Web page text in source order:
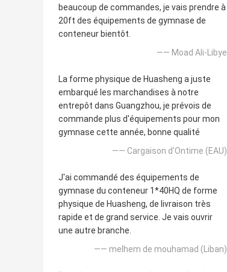
beaucoup de commandes, je vais prendre à
20ft des équipements de gymnase de
conteneur bientôt.
—— Moad Ali-Libye
La forme physique de Huasheng a juste
embarqué les marchandises à notre
entrepôt dans Guangzhou, je prévois de
commande plus d'équipements pour mon
gymnase cette année, bonne qualité
—— Cargaison d'Ontime (EAU)
J'ai commandé des équipements de
gymnase du conteneur 1*40HQ de forme
physique de Huasheng, de livraison très
rapide et de grand service. Je vais ouvrir
une autre branche.
—— melhem de mouhamad (Liban)